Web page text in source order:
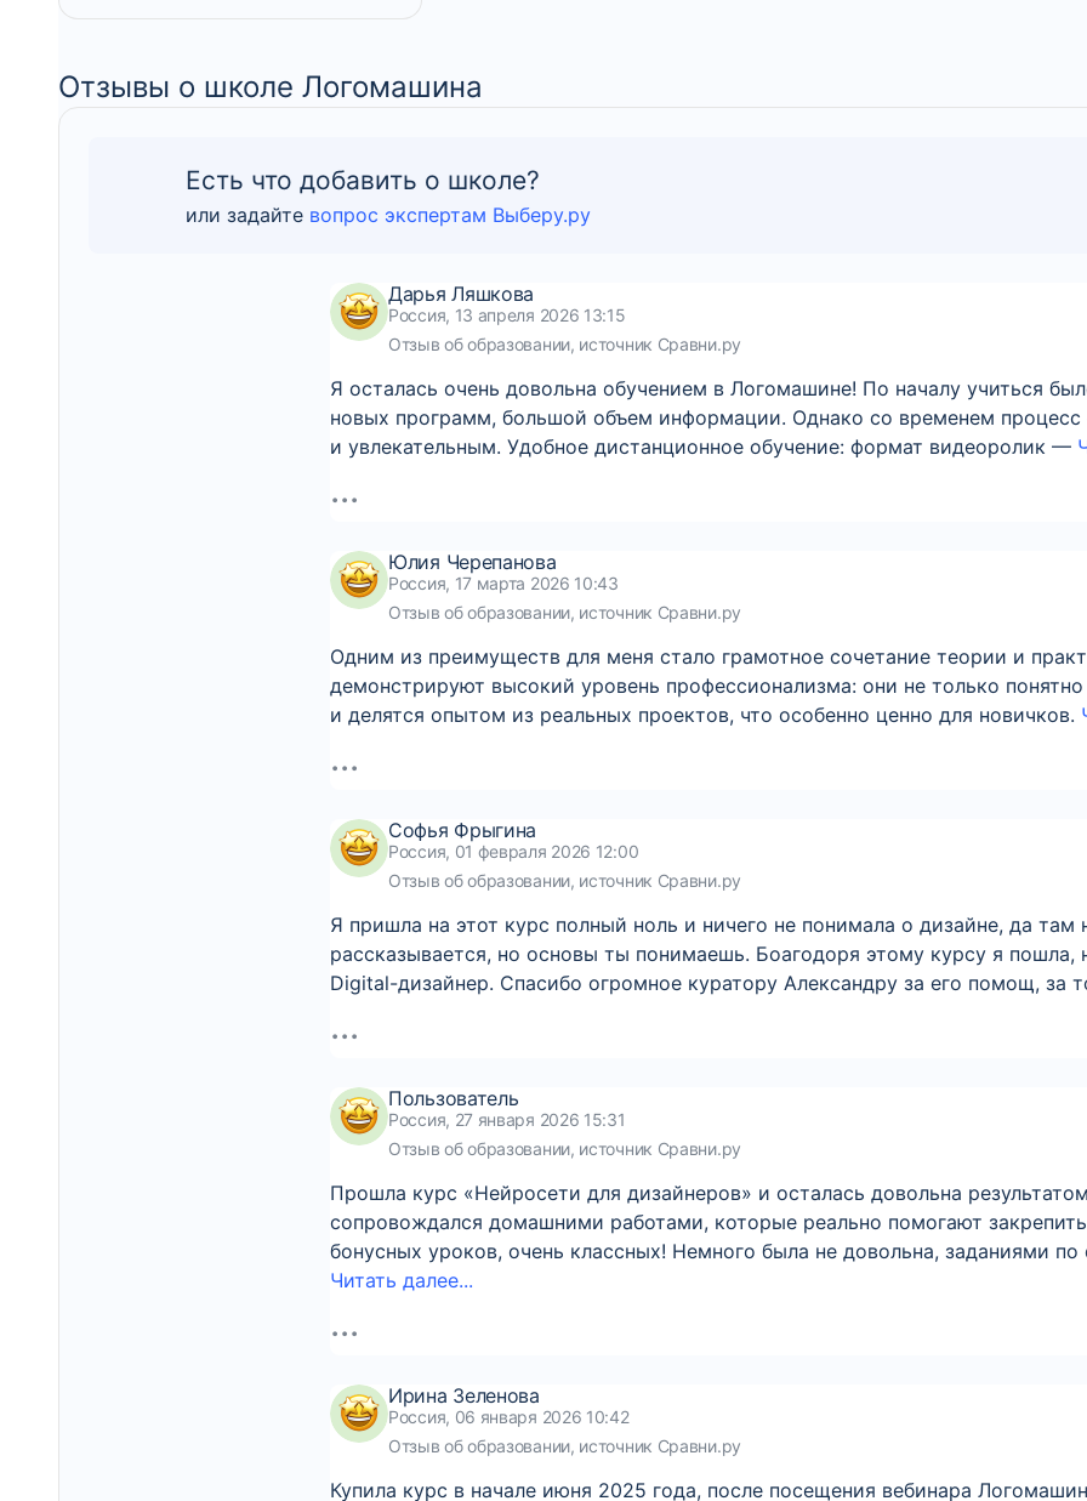
Отзывы о школе Логомашина
Есть что добавить о школе?
или задайте вопрос экспертам Выберу.ру
Дарья Ляшкова
Россия, 13 апреля 2026 13:15
Отзыв об образовании, источник Сравни.ру
Я осталась очень довольна обучением в Логомашине! По началу учиться
новых программ, большой объем информации. Однако со временем процесс
и увлекательным. Удобное дистанционное обучение: формат видеоролик —
Юлия Черепанова
Россия, 17 марта 2026 10:43
Отзыв об образовании, источник Сравни.ру
Одним из преимуществ для меня стало грамотное сочетание теории и
демонстрируют высокий уровень профессионализма: они не только
и делятся опытом из реальных проектов, что особенно ценно для новичков.
Софья Фрыгина
Россия, 01 февраля 2026 12:00
Отзыв об образовании, источник Сравни.ру
Я пришла на этот курс полный ноль и ничего не понимала о дизайне, да там
рассказывается, но основы ты понимаешь. Боагодоря этому курсу я пошла,
Digital-дизайнер. Спасибо огромное куратору Александру за его помощ, за
Пользователь
Россия, 27 января 2026 15:31
Отзыв об образовании, источник Сравни.ру
Прошла курс «Нейросети для дизайнеров» и осталась довольна
сопровождался домашними работами, которые реально помогают
бонусных уроков, очень классных! Немного была не довольна, заданиями по
Читать далее...
Ирина Зеленова
Россия, 06 января 2026 10:42
Отзыв об образовании, источник Сравни.ру
Купила курс в начале июня 2025 года, после посещения вебинара